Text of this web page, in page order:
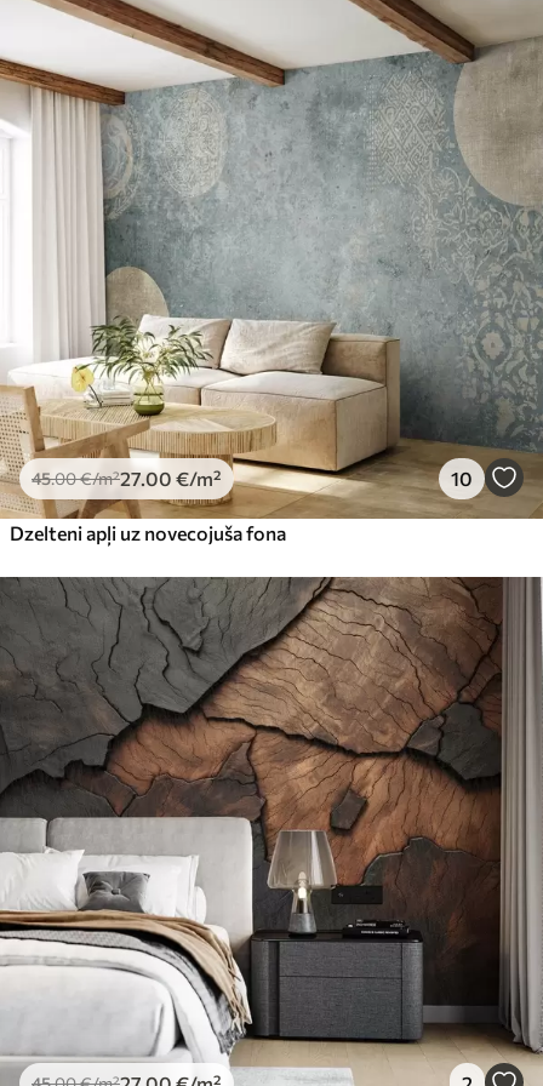
45.00€/m²27.00 €/m² 10
Dzelteni apļi uz novecojuša fona